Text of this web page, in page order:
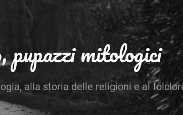
pupazzi mitologici
alla storia delle religioni e al